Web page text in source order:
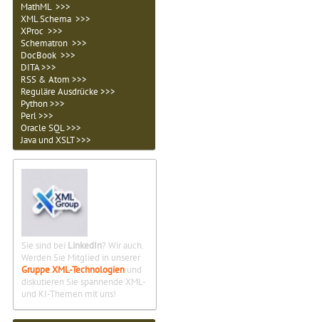
MathML >>>
XML Schema >>>
XProc >>>
Schematron >>>
DocBook >>>
DITA >>>
RSS & Atom >>>
Reguläre Ausdrücke >>>
Python >>>
Perl >>>
Oracle SQL >>>
Java und XSLT >>>
Sie sind bei LinkedIn? Wir auch.
Werden Sie Mitglied in unserer
Gruppe XML-Technologien und
diskutieren Sie spannende XML-
und KI-Themen mit uns!